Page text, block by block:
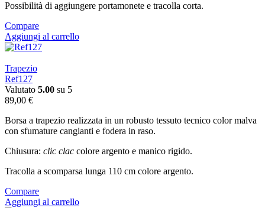
Possibilità di aggiungere portamonete e tracolla corta.
Compare
Aggiungi al carrello
Trapezio
Ref127
Valutato 5.00 su 5
89,00 €
Borsa a trapezio realizzata in un robusto tessuto tecnico color malva
con sfumature cangianti e fodera in raso.
Chiusura: clic clac colore argento e manico rigido.
Tracolla a scomparsa lunga 110 cm colore argento.
Compare
Aggiungi al carrello